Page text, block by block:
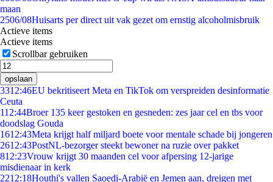
maan
2506/08Huisarts per direct uit vak gezet om ernstig alcoholmisbruik
Actieve items
Actieve items
Scrollbar gebruiken
opslaan
3312:46EU bekritiseert Meta en TikTok om verspreiden desinformatie
Ceuta
112:44Broer 135 keer gestoken en gesneden: zes jaar cel en tbs voor
doodslag Gouda
1612:43Meta krijgt half miljard boete voor mentale schade bij jongeren
2612:43PostNL-bezorger steekt bewoner na ruzie over pakket
812:23Vrouw krijgt 30 maanden cel voor afpersing 12-jarige
misdienaar in kerk
2212:18Houthi's vallen Saoedi-Arabië en Jemen aan, dreigen met